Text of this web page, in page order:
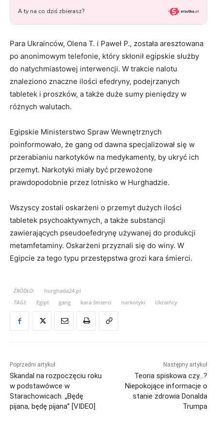
Para Ukrainców, Olena T. i Paweł P., została aresztowana
po anonimowym telefonie, który skłonił egipskie służby
do natychmiastowej interwencji. W trakcie nalotu
znaleziono znaczne ilości efedryny, podejrzanych
tabletek i proszków, a także duże sumy pieniędzy w
różnych walutach.
Egipskie Ministerstwo Spraw Wewnętrznych
poinformowało, że gang od dawna specjalizował się w
przerabianiu narkotyków na medykamenty, by ukryć ich
przemyt. Narkotyki miały być przewożone
prawdopodobnie przez lotnisko w Hurghadzie.
Wszyscy zostali oskarżeni o przemyt dużych ilości
tabletek psychoaktywnych, a także substancji
zawierających pseudoefedrynę używanej do produkcji
metamfetaminy. Oskarżeni przyznali się do winy. W
Egipcie za tego typu przestępstwa grozi kara śmierci.
ŹRÓDŁO:
hurghada24.pl
TAGI:
Egipt gang kara śmierci narkotyki Ukraińcy
Poprzedni artykuł
Skandal na rozpoczęciu roku
w podstawówce w
Starachowicach. „Będę
pijana, będę pijana” [VIDEO]
Następny artykuł
Teoria spiskowa czy…?
Niepokojące informacje o
stanie zdrowia Donalda
Trumpa